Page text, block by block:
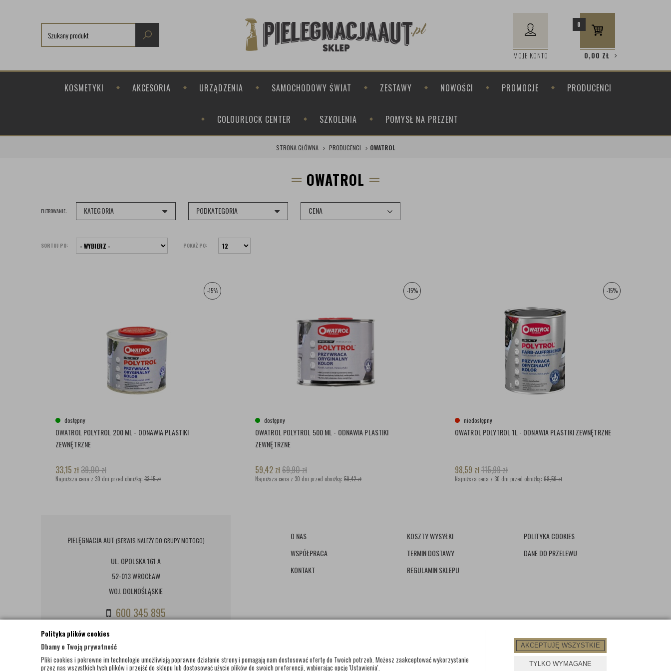
Polityka plików cookies
Dbamy o Twoją prywatność
Pliki cookies i pokrewne im technologie umożliwiają poprawne działanie strony i pomagają nam dostosować ofertę do Twoich potrzeb. Możesz zaakceptować wykorzystanie
przez nas wszystkich tych plików i przejść do sklepu lub dostosować użycie plików do swoich preferencji, wybierając opcję 'Ustawienia'.
AKCEPTUJĘ WSZYSTKIE
TYLKO WYMAGANE
MOJE KONTO
0
0,00 ZŁ
KOSMETYKI AKCESORIA URZĄDZENIA SAMOCHODOWY ŚWIAT ZESTAWY NOWOŚCI PROMOCJE PRODUCENCI
COLOURLOCK CENTER SZKOLENIA POMYSŁ NA PREZENT
STRONA GŁÓWNA PRODUCENCI OWATROL
OWATROL
FILTROWANIE: KATEGORIA PODKATEGORIA CENA
SORTUJ PO: POKAŻ PO:
-15%
dostępny
OWATROL POLYTROL 200 ML - ODNAWIA PLASTIKI
ZEWNĘTRZNE
33,15 zł39,00zł
Najniższa cena z 30 dni przed obniżką: 33,15 zł
-15%
dostępny
OWATROL POLYTROL 500 ML - ODNAWIA PLASTIKI
ZEWNĘTRZNE
59,42 zł69,90zł
Najniższa cena z 30 dni przed obniżką: 59,42 zł
-15%
niedostępny
OWATROL POLYTROL 1L - ODNAWIA PLASTIKI ZEWNĘTRZNE
98,59 zł115,99zł
Najniższa cena z 30 dni przed obniżką: 98,59 zł
PIELĘGNACJA AUT (SERWIS NALEŻY DO GRUPY MOTOGO)
UL. OPOLSKA 161 A
52-013 WROCŁAW
WOJ. DOLNOŚLĄSKIE
600 345 895
BIURO@PIELEGNACJAAUT.PL
O NAS
WSPÓŁPRACA
KONTAKT
KOSZTY WYSYŁKI
TERMIN DOSTAWY
REGULAMIN SKLEPU
POLITYKA COOKIES
DANE DO PRZELEWU